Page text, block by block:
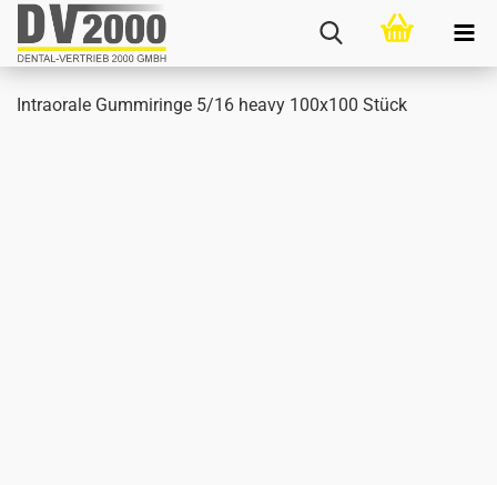
In­tra­o­ra­le Gum­mi­rin­ge 5/16 heavy 100x100 Stück